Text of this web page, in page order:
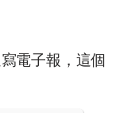
電子報，這個